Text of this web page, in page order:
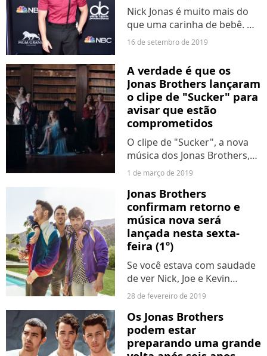
Nick Jonas é muito mais do
que uma carinha de bebê. Os
fãs então, que
perto, já estão mais do que
cientes do potencial do
integrante dos Jonas
Brothers e de tudo...
16 de setembro de 2019
A verdade é que os
Jonas Brothers lançaram
o clipe de "Sucker" para
avisar que estão
comprometidos
O clipe de "Sucker", a nova
música dos Jonas Brothers,
saiu nesta sexta-feira (1º), e
nós estamos no chão! Além
da canção ser muito boa, a
presença de Sophie Turner,
Priyanka Chopra...
1 de março de 2019
Jonas Brothers
confirmam retorno e
música nova será
lançada nesta sexta-
feira (1º)
Se você estava com saudade
de ver Nick, Joe e Kevin
juntos, pode comemorar
estão de volta! Depois de
muitos boatos, a
confirmação do retorno veio
28 de fevereiro de 2019
Os Jonas Brothers
podem estar
preparando uma grande